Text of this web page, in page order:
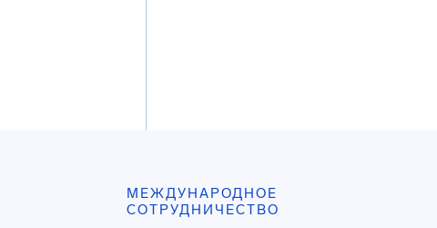
МЕЖДУНАРОДНОЕ
СОТРУДНИЧЕСТВО